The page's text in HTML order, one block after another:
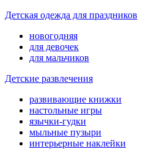
Детская одежда для праздников
новогодняя
для девочек
для мальчиков
Детские развлечения
развивающие книжки
настольные игры
язычки-гудки
мыльные пузыри
интерьерные наклейки